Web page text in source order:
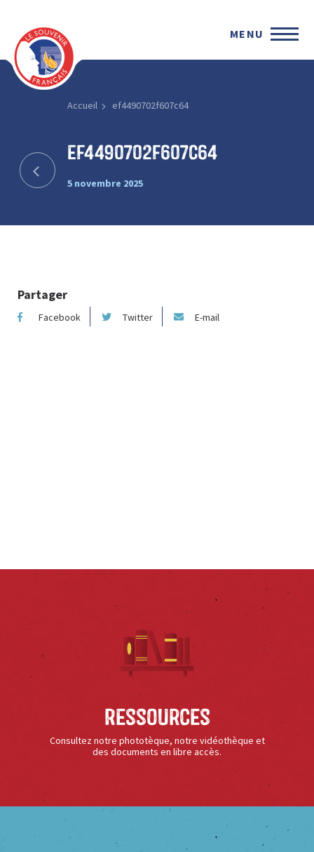
MENU
Accueil ef4490702f607c64
ef4490702f607c64
5 novembre 2025
Partager
Facebook Twitter E-mail
Ressources
Consultez notre phototèque, notre vidéothèque et
des documents en libre accès.